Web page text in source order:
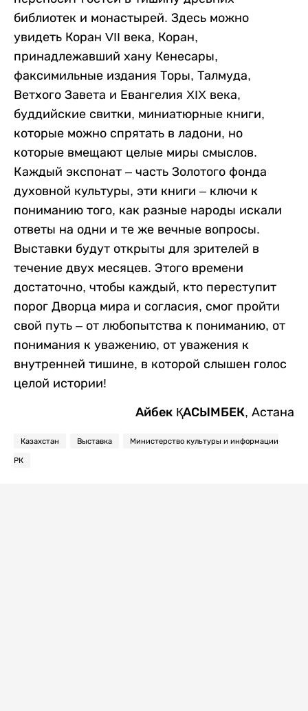
библиотек и монастырей. Здесь можно
увидеть Коран VII века, Коран,
принадлежавший хану Кенесары,
факсимильные издания Торы, Талмуда,
Ветхого Завета и Евангелия XIX века,
буддийские свитки, миниатюрные книги,
которые можно спрятать в ладони, но
которые вмещают целые миры смыслов.
Каждый экспонат – часть Золотого фонда
духовной культуры, эти книги – ключи к
пониманию того, как разные народы искали
ответы на одни и те же вечные вопросы.
Выставки будут открыты для зрителей в
течение двух месяцев. Этого времени
достаточно, чтобы каждый, кто переступит
порог Дворца мира и согласия, смог пройти
свой путь – от любопытства к пониманию, от
понимания к уважению, от уважения к
внутренней тишине, в которой слышен голос
целой истории!
Айбек ҚАСЫМБЕК, Астана
Казахстан Выставка Министерство культуры и информации
РК